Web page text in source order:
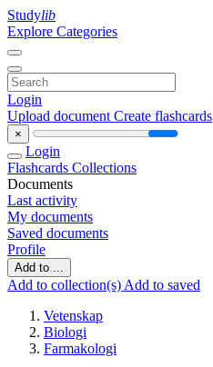
Studylib
Explore Categories
Login
Upload document Create flashcards
×
Login
Flashcards Collections
Documents
Last activity
My documents
Saved documents
Profile
Add to ...
Add to collection(s) Add to saved
Vetenskap
Biologi
Farmakologi